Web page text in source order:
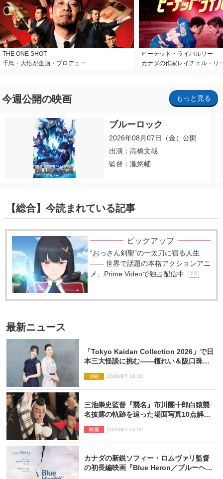
THE ONE SHOT
千鳥・大悟が企画・プロデュー…
ヒーテッド・ライバルリー
カナダの作家レイチェル・リ
今週公開の映画 もっと見る
ブルーロック
2026年08月07日（金）公開
出演：高橋文哉
監督：瀧悠輔
【総合】今読まれている記事
ピックアップ
“おっさん剣聖”の一太刀に宿る人生
―― 世界で話題の本格アクションアニ
メ、Prime Videoで独占配信中
P R
最新ニュース
「Tokyo Kaidan Collection 2026」で日
本三大怪談に挑む――檀れい＆阪口珠美
演劇 2026/8/7 10:30
三池崇史監督『襲名』市川團十郎白猿襲
名披露の軌跡を追った場面写真10点解
映画 2026/8/7 10:00
カナダの新鋭ソフィー・ロムヴァリ監督
の初長編映画『Blue Heron／ブルーヘロ